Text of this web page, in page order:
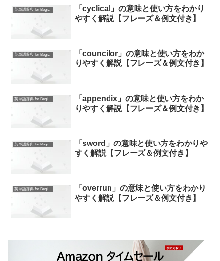
英単語辞典 for Beginners
「cyclical」の意味と使い方をわかり
やすく解説【フレーズ＆例文付き】
英単語辞典 for Beginners
「councilor」の意味と使い方をわか
りやすく解説【フレーズ＆例文付き】
英単語辞典 for Beginners
「appendix」の意味と使い方をわか
りやすく解説【フレーズ＆例文付き】
英単語辞典 for Beginners
「sword」の意味と使い方をわかりや
すく解説【フレーズ＆例文付き】
英単語辞典 for Beginners
「overrun」の意味と使い方をわかり
やすく解説【フレーズ＆例文付き】